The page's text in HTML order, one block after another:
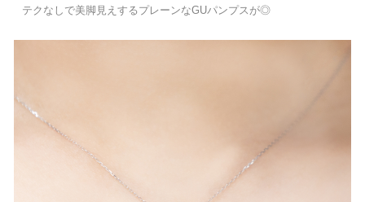
テクなしで美脚見えするプレーンなGUパンプスが◎